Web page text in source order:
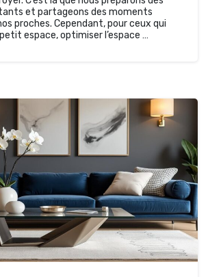
et partageons des moments
proches. Cependant, pour ceux qui
espace, optimiser l’espace …